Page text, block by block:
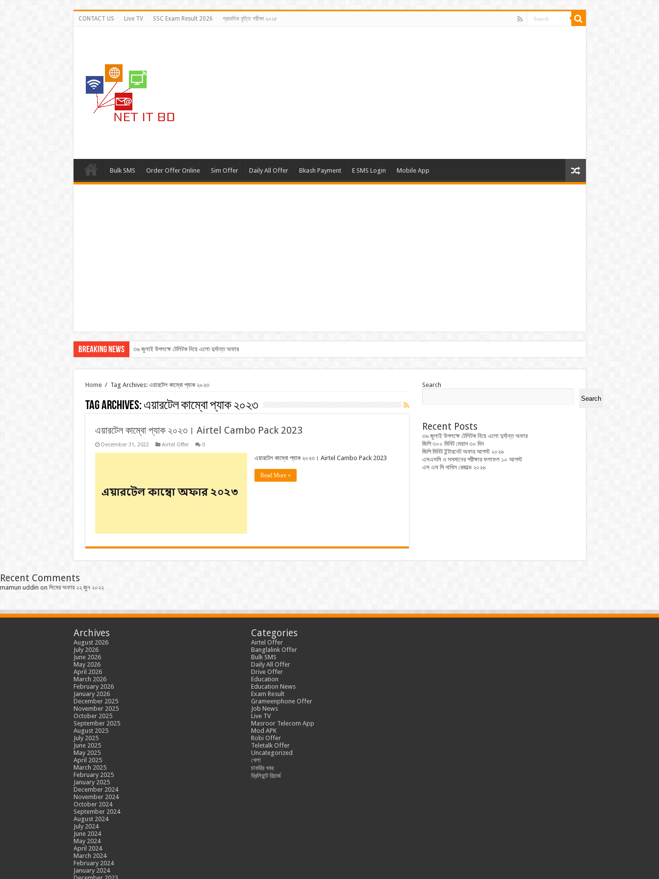
CONTACT US Live TV SSC Exam Result 2026 প্রাথমিক বৃত্তি পরীক্ষা ২০২৫
Bulk SMS Order Offer Online Sim Offer Daily All Offer Bkash Payment E SMS Login Mobile App
Breaking News ৩৬ জুলাই উপলক্ষে টেলিটক নিয়ে এলো দুর্দান্ত অফার
Home / Tag Archives: এয়ারটেল কাম্বো প্যাক ২০২৩
Tag Archives: এয়ারটেল কাম্বো প্যাক ২০২৩
এয়ারটেল কাম্বো প্যাক ২০২৩। Airtel Cambo Pack 2023
December 31, 2022 Airtel Offer 0
এয়ারটেল কাম্বো প্যাক ২০২৩। Airtel Cambo Pack 2023
Read More »
Search
Search
Recent Posts
৩৬ জুলাই উপলক্ষে টেলিটক নিয়ে এলো দুর্দান্ত অফার
জিপি ৩০০ মিনিট মেয়াদ ৩০ দিন
জিপি মিনিট ইন্টারনেট অফার আগস্ট ২০২৬
এসএসসি ও সমমানের পরীক্ষার ফলাফল ১০ আগস্ট
এস এস সি দাখিল রেজাল্ড ২০২৬
Recent Comments
mamun uddin on সিমের অফার ২২ জুন ২০২২
Archives
August 2026
July 2026
June 2026
May 2026
April 2026
March 2026
February 2026
January 2026
December 2025
November 2025
October 2025
September 2025
August 2025
July 2025
June 2025
May 2025
April 2025
March 2025
February 2025
January 2025
December 2024
November 2024
October 2024
September 2024
August 2024
July 2024
June 2024
May 2024
April 2024
March 2024
February 2024
January 2024
Categories
Airtel Offer
Banglalink Offer
Bulk SMS
Daily All Offer
Drive Offer
Education
Education News
Exam Result
Grameenphone Offer
Job News
Live TV
Masroor Telecom App
Mod APK
Robi Offer
Teletalk Offer
Uncategorized
খেলা
চাকরির খবর
ব্রিলিয়ান্ট রিচার্জ